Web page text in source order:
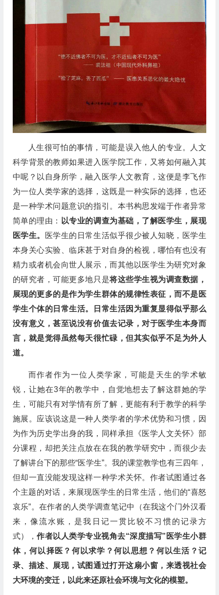
人生很可怕的事情，可能是误入他人的专业。人文
科学背景的教师如果进入医学院工作，又将如何融入其
中呢？以自身所学，融入医学人文教育，这便是李飞作
为一位人类学家的选择，这既是一种实际的选择，也还
是一种学术问题意识的指引。本书构思发端于作者异常
简单的理由： 以专业的调查为基础，了解医学生，展现
医学生。
医学生的日常生活似乎很少被人知晓，医学生
本身关心实验、临床甚于对自身的检视，哪怕有也没有
精力或者机会向世人展示，而其他以医学生为研究对象
的研究者，可能更多地只是将这些学生视为调查数据，
展现的更多的是作为学生群体的规律性表征，而不是医
学生个体的日常生活。日常生活因为重复显得似乎那么
没有意义，甚至说没有价值去记录，对于医学生本身而
言，就是觉得虽然每天很忙碌，但其实似乎不足为外人
道。
而作者作为一位人类学家，可能是天生的学术敏
锐，让她在3年的教学中，自觉地想去了解这群她的学
生，可能只有对学情有所了解，更能有利于教学的科学
施展。应该说这是一种人类学者的学术优势和习惯，因
为作为历史学出身的我，同样承担《医学人文关怀》部
分课程，却把关注点放在在我的教学研究中，而很少去
了解讲台下的那些“医学生”。我的课堂教学也有三四年，
但却一直没能发现这样一种学术关怀。作者试图通过各
个主题的对话，来展现医学生的日常生活，他们的“喜怒
哀乐”。在作者的人类学调查笔记中（在我这个门外汉看
来，像流水账，是我日记一贯比较不习惯的记录方
式），作者以人类学专业视角去“深度描写”医学生小群
体，何以择医？何以求学？何以思想？何以生活？记
录、描述、展现，试图通过打开这扇小窗，来透视社会
大环境的变迁，以此来还原社会环境与文化的模塑。